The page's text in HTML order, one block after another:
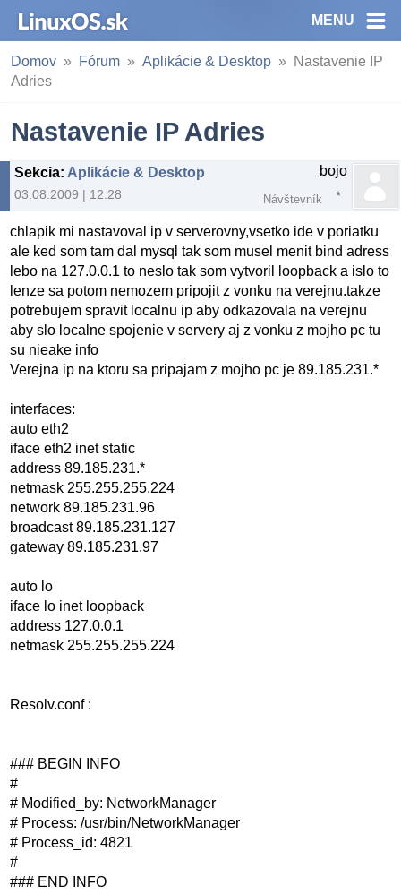
MENU
Domov Fórum Aplikácie & Desktop
Nastavenie IP
Adries
Nastavenie IP Adries
Sekcia: Aplikácie & Desktop
03.08.2009 | 12:28
bojo
Návštevník
chlapik mi nastavoval ip v serverovny,vsetko ide v poriatku
ale ked som tam dal mysql tak som musel menit bind adress
lebo na 127.0.0.1 to neslo tak som vytvoril loopback a islo to
lenze sa potom nemozem pripojit z vonku na verejnu.takze
potrebujem spravit localnu ip aby odkazovala na verejnu
aby slo localne spojenie v servery aj z vonku z mojho pc tu
su nieake info
Verejna ip na ktoru sa pripajam z mojho pc je 89.185.231.*
interfaces:
auto eth2
iface eth2 inet static
address 89.185.231.*
netmask 255.255.255.224
network 89.185.231.96
broadcast 89.185.231.127
gateway 89.185.231.97
auto lo
iface lo inet loopback
address 127.0.0.1
netmask 255.255.255.224
Resolv.conf :
### BEGIN INFO
#
# Modified_by: NetworkManager
# Process: /usr/bin/NetworkManager
# Process_id: 4821
#
### END INFO